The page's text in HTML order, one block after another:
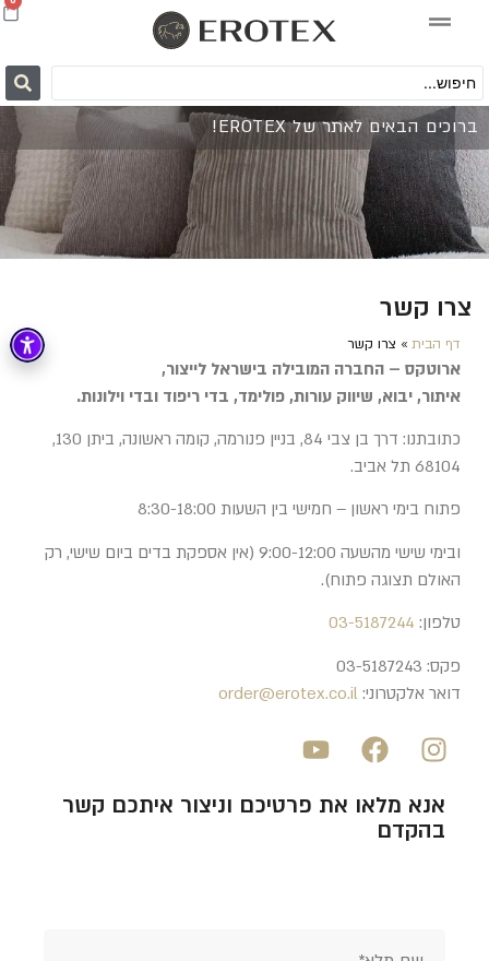
ברוכים הבאים לאתר של EROTEX!
צרו קשר
דף הבית » צרו קשר
ארוטקס – החברה המובילה בישראל לייצור,
איתור, יבוא, שיווק עורות, פולימד, בדי ריפוד ובדי וילונות.
כתובתנו: דרך בן צבי 84, בניין פנורמה, קומה ראשונה, ביתן 130,
68104 תל אביב.
פתוח בימי ראשון – חמישי בין השעות 8:30-18:00
ובימי שישי מהשעה 9:00-12:00 (אין אספקת בדים ביום שישי, רק
האולם תצוגה פתוח).
טלפון: 03-5187244
פקס: 03-5187243
דואר אלקטרוני: order@erotex.co.il
אנא מלאו את פרטיכם וניצור איתכם קשר
בהקדם